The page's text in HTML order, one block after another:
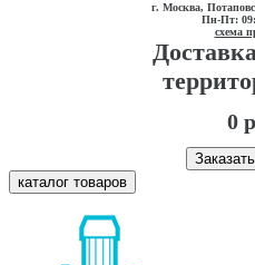
г. Москва,
Пн-Пт:
схема
0
каталог товаров